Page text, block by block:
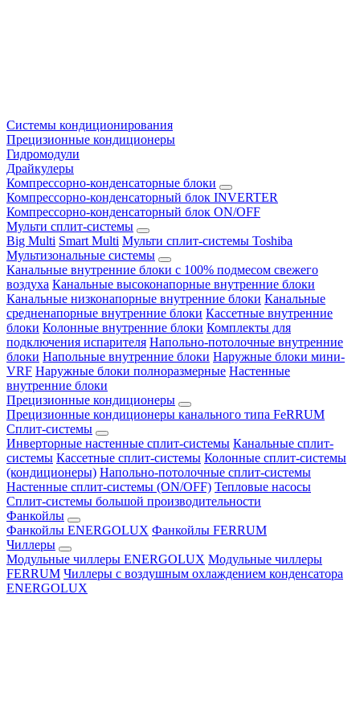
Системы кондиционирования
Прецизионные кондиционеры
Гидромодули
Драйкулеры
Компрессорно-конденсаторные блоки
Компрессорно-конденсаторный блок INVERTER
Компрессорно-конденсаторный блок ON/OFF
Мульти сплит-системы
Big Multi Smart Multi Мульти сплит-системы Toshiba
Мультизональные системы
Канальные внутренние блоки с 100% подмесом свежего
воздуха Канальные высоконапорные внутренние блоки
Канальные низконапорные внутренние блоки Канальные
средненапорные внутренние блоки Кассетные внутренние
блоки Колонные внутренние блоки Комплекты для
подключения испарителя Напольно-потолочные внутренние
блоки Напольные внутренние блоки Наружные блоки мини-
VRF Наружные блоки полноразмерные Настенные
внутренние блоки
Прецизионные кондиционеры
Прецизионные кондиционеры канального типа FeRRUM
Сплит-системы
Инверторные настенные сплит-системы Канальные сплит-
системы Кассетные сплит-системы Колонные сплит-системы
(кондиционеры) Напольно-потолочные сплит-системы
Настенные сплит-системы (ON/OFF) Тепловые насосы
Сплит-системы большой производительности
Фанкойлы
Фанкойлы ENERGOLUX Фанкойлы FERRUM
Чиллеры
Модульные чиллеры ENERGOLUX Модульные чиллеры
FERRUM Чиллеры с воздушным охлаждением конденсатора
ENERGOLUX